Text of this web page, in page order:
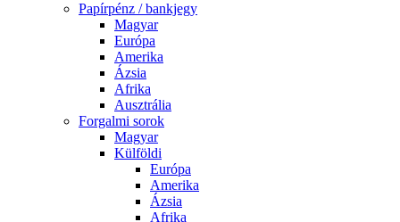
Papírpénz / bankjegy
Magyar
Európa
Amerika
Ázsia
Afrika
Ausztrália
Forgalmi sorok
Magyar
Külföldi
Európa
Amerika
Ázsia
Afrika